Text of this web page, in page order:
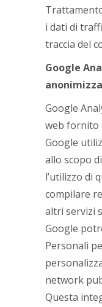
i dati di
traccia del
Google
Google
web fornito
Google
allo scopo
l’utilizzo di
compilare
altri servizi
Google
Personali
network
Questa